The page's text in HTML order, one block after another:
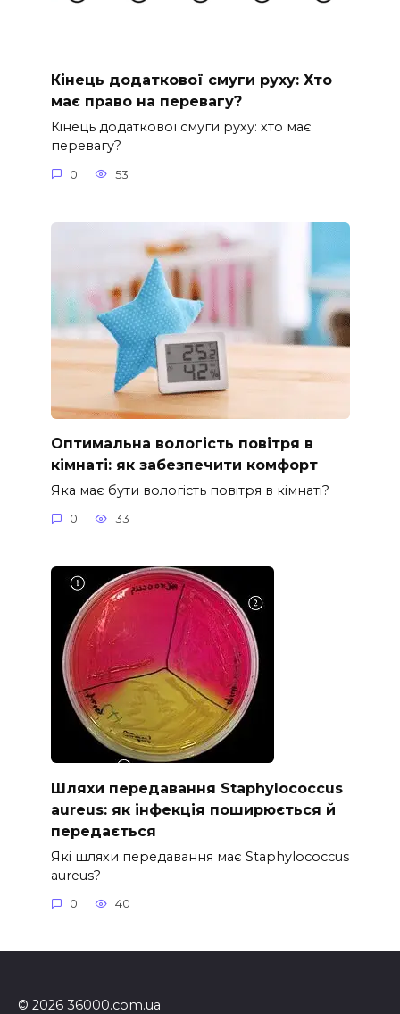
Кінець додаткової смуги руху: Хто
має право на перевагу?
Кінець додаткової смуги руху: хто має
перевагу?
0 53
Оптимальна вологість повітря в
кімнаті: як забезпечити комфорт
Яка має бути вологість повітря в кімнаті?
0 33
Шляхи передавання Staphylococcus
aureus: як інфекція поширюється й
передається
Які шляхи передавання має Staphylococcus
aureus?
0 40
© 2026 36000.com.ua